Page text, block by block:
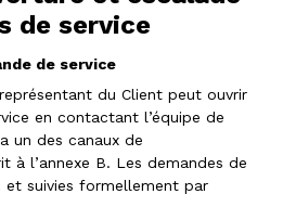
de service
de service
du Client peut ouvrir
en contactant l’équipe de
un des canaux de
à l’annexe B. Les demandes de
et suivies formellement par